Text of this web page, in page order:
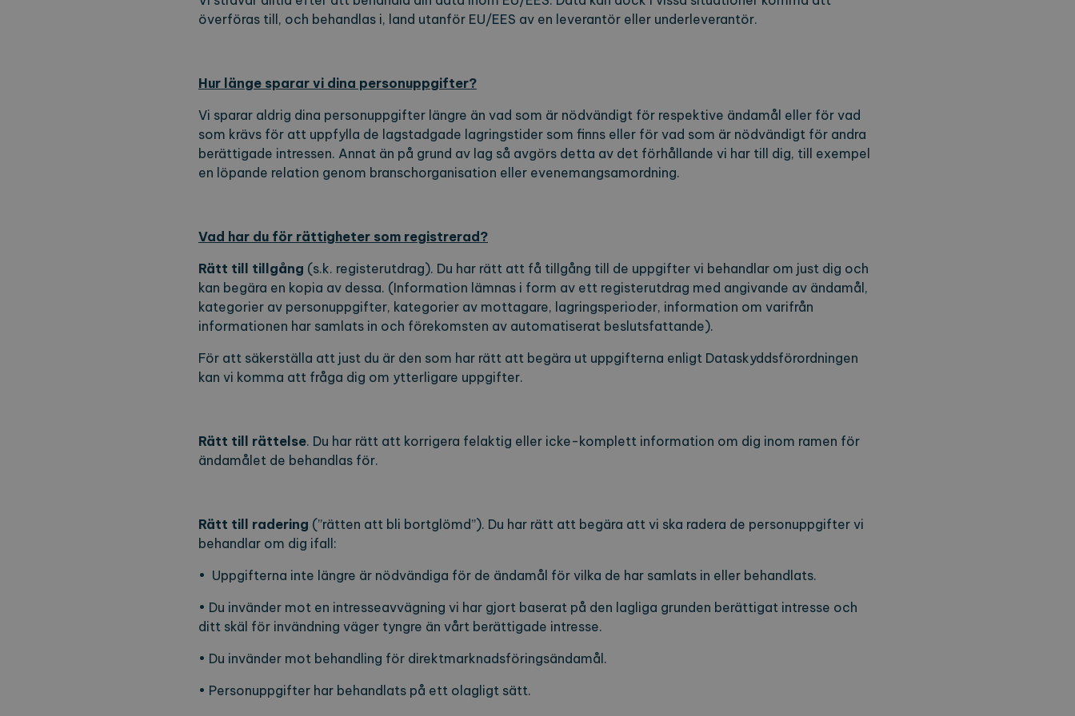
överföras till, och behandlas i, land utanför EU/EES av en leverantör eller underleverantör.
Hur länge sparar vi dina personuppgifter?
Vi sparar aldrig dina personuppgifter längre än vad som är nödvändigt för respektive ändamål eller för vad
som krävs för att uppfylla de lagstadgade lagringstider som finns eller för vad som är nödvändigt för andra
berättigade intressen. Annat än på grund av lag så avgörs detta av det förhållande vi har till dig, till exempel
en löpande relation genom branschorganisation eller evenemangsamordning.
Vad har du för rättigheter som registrerad?
Rätt till tillgång (s.k. registerutdrag). Du har rätt att få tillgång till de uppgifter vi behandlar om just dig och
kan begära en kopia av dessa. (Information lämnas i form av ett registerutdrag med angivande av ändamål,
kategorier av personuppgifter, kategorier av mottagare, lagringsperioder, information om varifrån
informationen har samlats in och förekomsten av automatiserat beslutsfattande).
För att säkerställa att just du är den som har rätt att begära ut uppgifterna enligt Dataskyddsförordningen
kan vi komma att fråga dig om ytterligare uppgifter.
Rätt till rättelse. Du har rätt att korrigera felaktig eller icke-komplett information om dig inom ramen för
ändamålet de behandlas för.
Rätt till radering (”rätten att bli bortglömd”). Du har rätt att begära att vi ska radera de personuppgifter vi
behandlar om dig ifall:
• Uppgifterna inte längre är nödvändiga för de ändamål för vilka de har samlats in eller behandlats.
• Du invänder mot en intresseavvägning vi har gjort baserat på den lagliga grunden berättigat intresse och
ditt skäl för invändning väger tyngre än vårt berättigade intresse.
• Du invänder mot behandling för direktmarknadsföringsändamål.
• Personuppgifter har behandlats på ett olagligt sätt.
Namn Leverantör / Domän Utgång
Beskrivning
_ga_2VE62Q7WT9
.explorearchipelago.com
1 år 1
månad
Denna cookie används av Google Analytics för att bevara sessionstillståndet.